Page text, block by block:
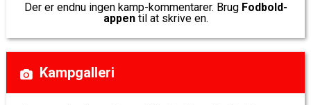
Der er endnu ingen kamp-kommentarer. Brug Fodbold-
appentil at skrive en.
Kampgalleri